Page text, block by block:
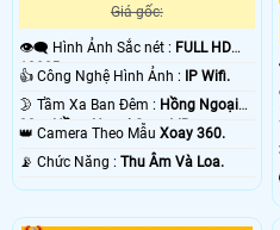
Giá gốc:
👁️‍🗨 Hình Ảnh Sắc nét : FULL HD
1080P .
👍 Công Nghệ Hình Ảnh : IP Wifi.
🌛 Tầm Xa Ban Đêm : Hồng Ngoại
30m Hồng Ngoại Smart IR.
👑 Camera Theo Mẫu Xoay 360.
️📡 Chức Năng : Thu Âm Và Loa.